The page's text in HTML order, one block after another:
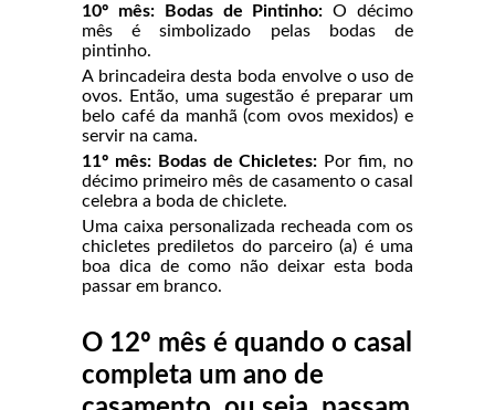
10º mês: Bodas de Pintinho: O décimo
mês é simbolizado pelas bodas de
pintinho.
A brincadeira desta boda envolve o uso de
ovos. Então, uma sugestão é preparar um
belo café da manhã (com ovos mexidos) e
servir na cama.
11º mês: Bodas de Chicletes: Por fim, no
décimo primeiro mês de casamento o casal
celebra a boda de chiclete.
Uma caixa personalizada recheada com os
chicletes prediletos do parceiro (a) é uma
boa dica de como não deixar esta boda
passar em branco.
O 12º mês é quando o casal
completa um ano de